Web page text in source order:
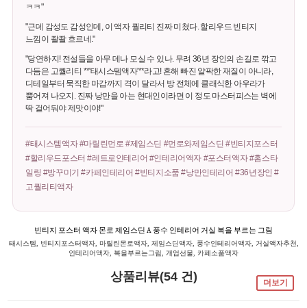
ㅋㅋ"
"근데 감성도 감성인데, 이 액자 퀄리티 진짜 미쳤다. 할리우드 빈티지
느낌이 좔좔 흐르네."
"당연하지! 전설들을 아무 데나 모실 수 있나. 무려 36년 장인의 손길로 깎고
다듬은 고퀄리티 **'태시스템액자'**라고! 흔해 빠진 얄팍한 재질이 아니라,
디테일부터 묵직한 마감까지 격이 달라서 방 전체에 클래식한 아우라가
뿜어져 나오지. 진짜 낭만을 아는 현대인이라면 이 정도 마스터피스는 벽에
딱 걸어둬야 제맛이야!"
#태시스템액자 #마릴린먼로 #제임스딘 #먼로와제임스딘 #빈티지포스터
#할리우드포스터 #레트로인테리어 #인테리어액자 #포스터액자 #홈스타
일링 #방꾸미기 #카페인테리어 #빈티지소품 #낭만인테리어 #36년장인 #
고퀄리티액자
빈티지 포스터 액자 몬로 제임스딘 A 풍수 인테리어 거실 복을 부르는 그림
태시스템, 빈티지포스터액자, 마릴린몬로액자, 제임스딘액자, 풍수인테리어액자, 거실액자추천,
인테리어액자, 복을부르는그림, 개업선물, 카페소품액자
상품리뷰(54 건) 더보기